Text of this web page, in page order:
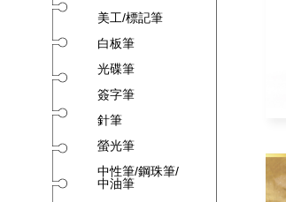
美工/標記筆
白板筆
光碟筆
簽字筆
針筆
螢光筆
中性筆/鋼珠筆/
中油筆